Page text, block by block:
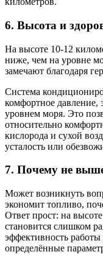
6. Высота и
На высоте 10-12
ниже, чем на уровне
замечают благодаря
Система
комфортное давление,
уровнем моря. Это
относительно
кислорода и сухой
усталость или
7. Почему не
Может возникнуть
экономит топливо,
Ответ прост: на
становится слишком
эффективность
определённые